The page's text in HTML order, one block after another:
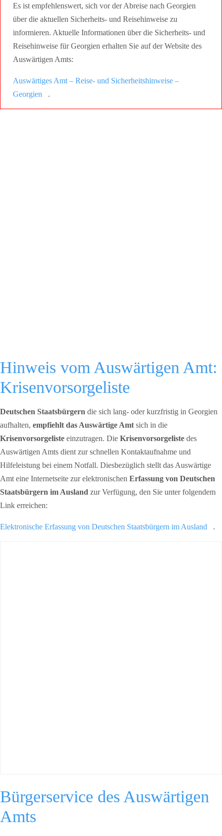
Es ist empfehlenswert, sich vor der Abreise nach Georgien
über die aktuellen Sicherheits- und Reisehinweise zu
informieren. Aktuelle Informationen über die Sicherheits- und
Reisehinweise für Georgien erhalten Sie auf der Website des
Auswärtigen Amts:
Auswärtiges Amt – Reise- und Sicherheitshinweise –
Georgien
.
Hinweis vom Auswärtigen Amt:
Krisenvorsorgeliste
Deutschen Staatsbürgern die sich lang- oder kurzfristig in Georgien
aufhalten, empfiehlt das Auswärtige Amt sich in die
Krisenvorsorgeliste einzutragen. Die Krisenvorsorgeliste des
Auswärtigen Amts dient zur schnellen Kontaktaufnahme und
Hilfeleistung bei einem Notfall. Diesbezüglich stellt das Auswärtige
Amt eine Internetseite zur elektronischen Erfassung von Deutschen
Staatsbürgern im Ausland zur Verfügung, den Sie unter folgendem
Link erreichen:
Elektronische Erfassung von Deutschen Staatsbürgern im Ausland .
Bürgerservice des Auswärtigen
Amts